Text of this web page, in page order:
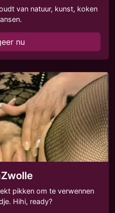
van natuur, kunst, koken
nu
pikken om te verwennen
Hihi, ready?